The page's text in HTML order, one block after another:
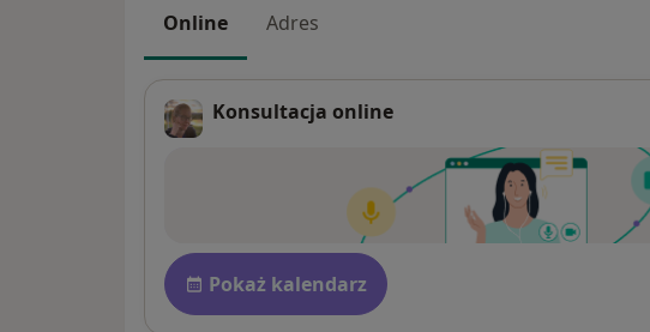
Online Adres
Konsultacja online
Płatność po
Dostępność
Pokaż kalendarz